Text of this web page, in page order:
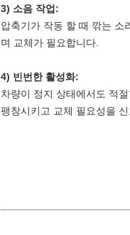
3) 소음 작업:
압축기가 작동 할 때 깎는 소
며 교체가 필요합니다.
4) 빈번한 활성화:
차량이 정지 상태에서도 적
팽창시키고 교체 필요성을